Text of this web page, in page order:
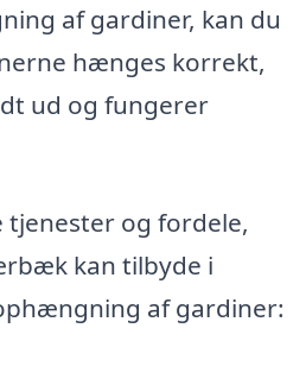
af gardiner, kan du
hænges korrekt,
ud og fungerer
tjenester og fordele,
kan tilbyde i
af gardiner: